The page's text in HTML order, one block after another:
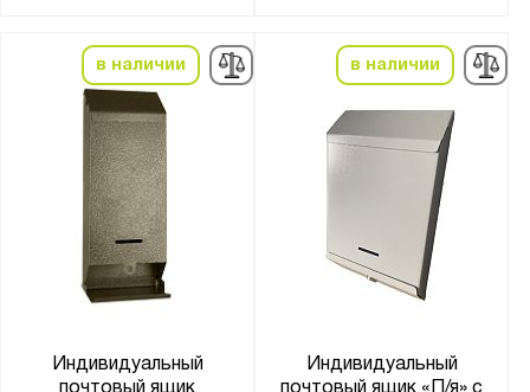
в наличии
Индивидуальный
в наличии
Индивидуальный
до
Особенности:
Уличный
Цвет:
Агатовый серый (RAL 7038)
Светло-серый (RAL 7035)
Материал: